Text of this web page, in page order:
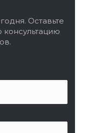
Оставьте
консультацию